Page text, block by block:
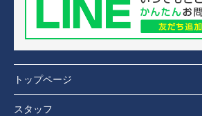
トップページ
スタッフ